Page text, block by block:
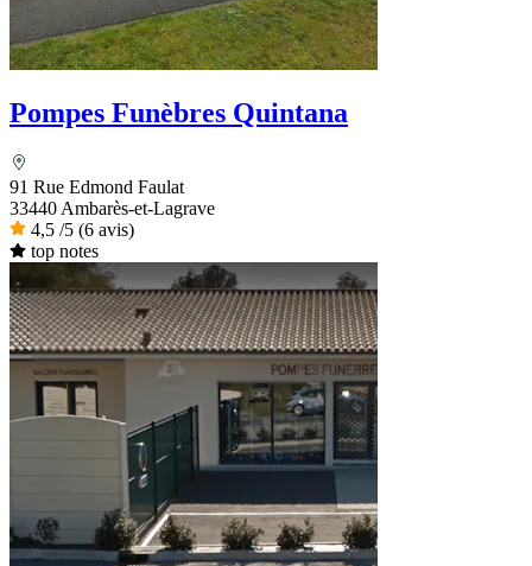
Pompes Funèbres Quintana
91 Rue Edmond Faulat
33440 Ambarès-et-Lagrave
4,5 /5 (6 avis)
top notes